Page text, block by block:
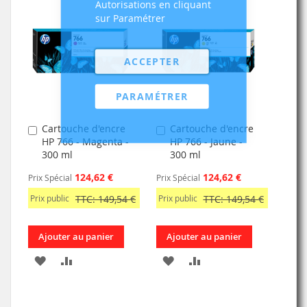
Autorisations en cliquant
sur Paramétrer
ACCEPTER
PARAMÉTRER
LISTE
D’ENVIE
COMPARATEUR
D’ENVIE
Cartouche d'encre
HP 766 - Magenta -
300 ml
Prix Spécial 124,62 €
Prix public TTC: 149,54 €
Ajouter
au
panier
Ajouter au panier
AJOUTER
Cartouche d'encre
HP 766 - Jaune -
300 ml
Prix Spécial 124,62 €
Prix public TTC: 149,54 €
Ajouter
au
panier
Ajouter au panier
AJOUTER